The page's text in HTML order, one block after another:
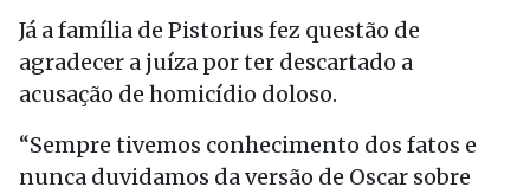
Já a família de Pistorius fez questão de
agradecer a juíza por ter descartado a
acusação de homicídio doloso.
“Sempre tivemos conhecimento dos fatos e
nunca duvidamos da versão de Oscar sobre